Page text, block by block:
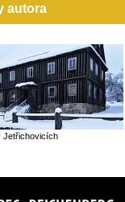
autora
Jetřichovicích